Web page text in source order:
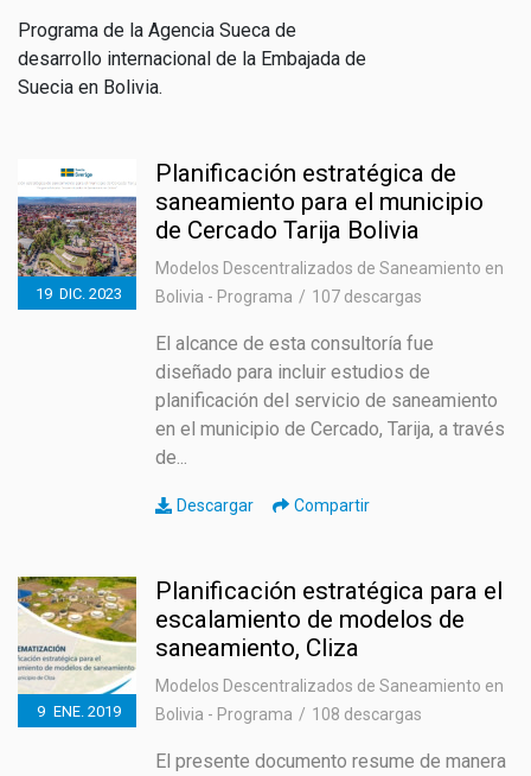
Programa de la Agencia Sueca de
desarrollo internacional de la Embajada de
Suecia en Bolivia.
19 DIC. 2023
Planificación estratégica de
saneamiento para el municipio
de Cercado Tarija Bolivia
Modelos Descentralizados de Saneamiento en
Bolivia - Programa
107 descargas
El alcance de esta consultoría fue
diseñado para incluir estudios de
planificación del servicio de saneamiento
en el municipio de Cercado, Tarija, a través
de...
Descargar Compartir
9 ENE. 2019
Planificación estratégica para el
escalamiento de modelos de
saneamiento, Cliza
Modelos Descentralizados de Saneamiento en
Bolivia - Programa
108 descargas
El presente documento resume de manera